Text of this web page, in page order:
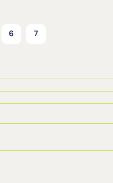
6 7